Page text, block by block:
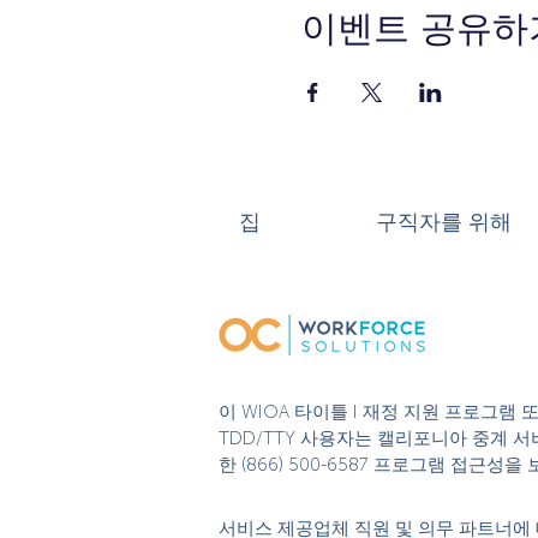
이벤트 공유하
집 구직자를 위해
이 WIOA 타이틀 I 재정 지원 프로그램
TDD/TTY 사용자는 캘리포니아 중계
한 (866) 500-6587 프로그램 접근성을
서비스 제공업체 직원 및 의무 파트너